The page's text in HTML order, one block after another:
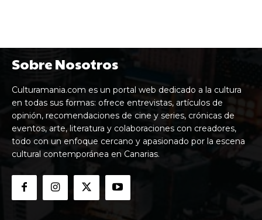
Sobre Nosotros
Culturamania.com es un portal web dedicado a la cultura
en todas sus formas: ofrece entrevistas, artículos de
opinión, recomendaciones de cine y series, crónicas de
eventos, arte, literatura y colaboraciones con creadores,
todo con un enfoque cercano y apasionado por la escena
cultural contemporánea en Canarias.